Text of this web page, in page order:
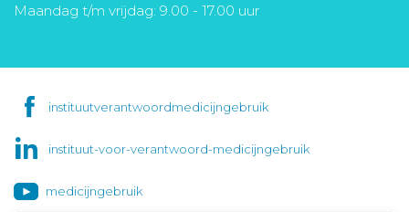
Maandag t/m vrijdag: 9.00 - 17.00 uur
instituutverantwoordmedicijngebruik
instituut-voor-verantwoord-medicijngebruik
medicijngebruik